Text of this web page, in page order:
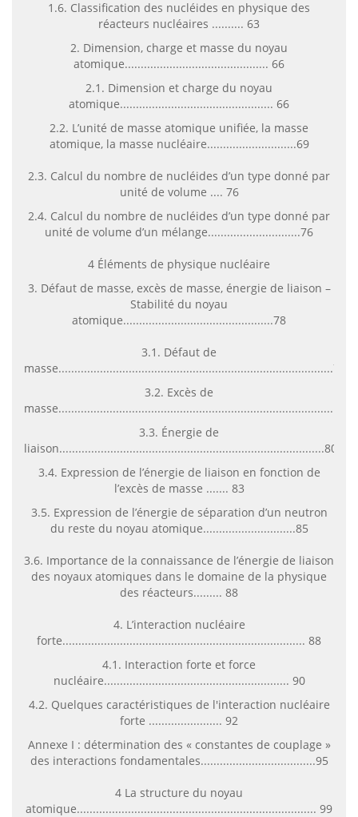
1.6. Classification des nucléides en physique des
réacteurs nucléaires .......... 63
2. Dimension, charge et masse du noyau
atomique............................................. 66
2.1. Dimension et charge du noyau
atomique................................................ 66
2.2. L’unité de masse atomique unifiée, la masse
atomique, la masse nucléaire............................69
2.3. Calcul du nombre de nucléides d’un type donné par
unité de volume .... 76
2.4. Calcul du nombre de nucléides d’un type donné par
unité de volume d’un mélange.............................76
4 Éléments de physique nucléaire
3. Défaut de masse, excès de masse, énergie de liaison –
Stabilité du noyau
atomique...............................................78
3.1. Défaut de
masse......................................................................................79
3.2. Excès de
masse.......................................................................................80
3.3. Énergie de
liaison...................................................................................80
3.4. Expression de l’énergie de liaison en fonction de
l’excès de masse ....... 83
3.5. Expression de l’énergie de séparation d’un neutron
du reste du noyau atomique.............................85
3.6. Importance de la connaissance de l’énergie de liaison
des noyaux atomiques dans le domaine de la physique
des réacteurs......... 88
4. L’interaction nucléaire
forte............................................................................ 88
4.1. Interaction forte et force
nucléaire.......................................................... 90
4.2. Quelques caractéristiques de l'interaction nucléaire
forte ....................... 92
Annexe I : détermination des « constantes de couplage »
des interactions fondamentales....................................95
4 La structure du noyau
atomique........................................................................... 99